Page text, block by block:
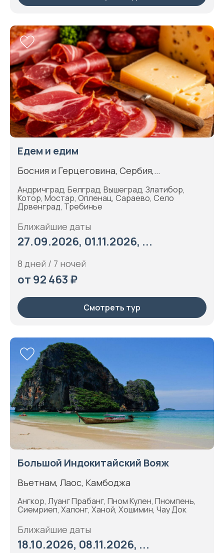
Едем и едим
Босния и Герцеговина, Сербия,
Андричград, Белград, Вышеград, Златибор,
Котор, Мостар, Опленац, Сараево, Село
Дрвенград, Требинье
Ближайшие даты
27.09.2026, 01.11.2026, ...
8 дней / 7 ночей
от 92 463 ₽
Смотреть тур
Большой Индокитайский Вояж
Вьетнам, Лаос, Камбоджа
Ангкор, Луанг Прабанг, Пном Кулен, Пномпень,
Сиемриеп, Халонг, Ханой, Хошимин, Чау Док
Ближайшие даты
18.10.2026, 08.11.2026, ...